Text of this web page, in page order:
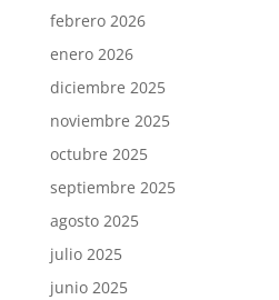
febrero 2026
enero 2026
diciembre 2025
noviembre 2025
octubre 2025
septiembre 2025
agosto 2025
julio 2025
junio 2025